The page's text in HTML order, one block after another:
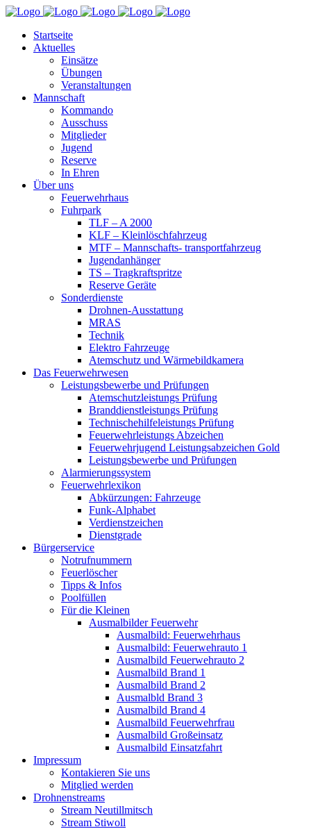
Startseite
Aktuelles
Einsätze
Übungen
Veranstaltungen
Mannschaft
Kommando
Ausschuss
Mitglieder
Jugend
Reserve
In Ehren
Über uns
Feuerwehrhaus
Fuhrpark
TLF – A 2000
KLF – Kleinlöschfahrzeug
MTF – Mannschafts- transportfahrzeug
Jugendanhänger
TS – Tragkraftspritze
Reserve Geräte
Sonderdienste
Drohnen-Ausstattung
MRAS
Technik
Elektro Fahrzeuge
Atemschutz und Wärmebildkamera
Das Feuerwehrwesen
Leistungsbewerbe und Prüfungen
Atemschutzleistungs Prüfung
Branddienstleistungs Prüfung
Technischehilfeleistungs Prüfung
Feuerwehrleistungs Abzeichen
Feuerwehrjugend Leistungsabzeichen Gold
Leistungsbewerbe und Prüfungen
Alarmierungssystem
Feuerwehrlexikon
Abkürzungen: Fahrzeuge
Funk-Alphabet
Verdienstzeichen
Dienstgrade
Bürgerservice
Notrufnummern
Feuerlöscher
Tipps & Infos
Poolfüllen
Für die Kleinen
Ausmalbilder Feuerwehr
Ausmalbild: Feuerwehrhaus
Ausmalbild: Feuerwehrauto 1
Ausmalbild Feuerwehrauto 2
Ausmalbild Brand 1
Ausmalbild Brand 2
Ausmalbld Brand 3
Ausmalbild Brand 4
Ausmalbild Feuerwehrfrau
Ausmalbild Großeinsatz
Ausmalbild Einsatzfahrt
Impressum
Kontakieren Sie uns
Mitglied werden
Drohnenstreams
Stream Neutillmitsch
Stream Stiwoll